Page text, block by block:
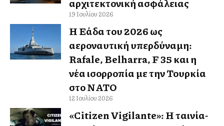
αρχιτεκτονική ασφάλειας
19 Ιουλίου 2026
Η Ελλάδα του 2026 ως
αεροναυτική υπερδύναμη:
Rafale, Belharra, F 35 και η
νέα ισορροπία με την Τουρκία
στο ΝΑΤΟ
12 Ιουλίου 2026
«Citizen Vigilante»: Η ταινία-